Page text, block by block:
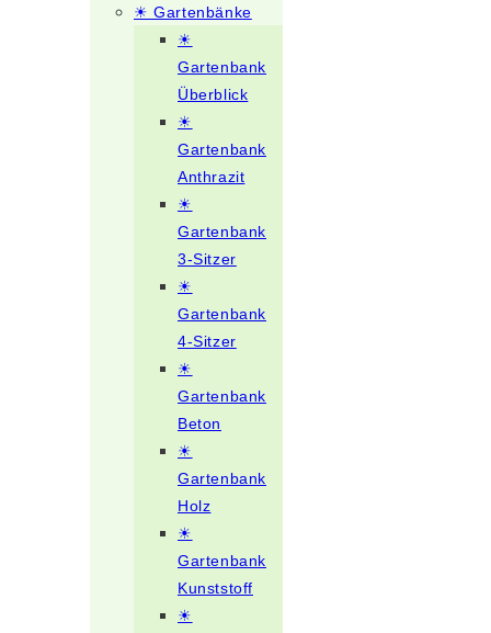
☀ Gartenbänke
☀
Gartenbank
Überblick
☀
Gartenbank
Anthrazit
☀
Gartenbank
3-Sitzer
☀
Gartenbank
4-Sitzer
☀
Gartenbank
Beton
☀
Gartenbank
Holz
☀
Gartenbank
Kunststoff
☀